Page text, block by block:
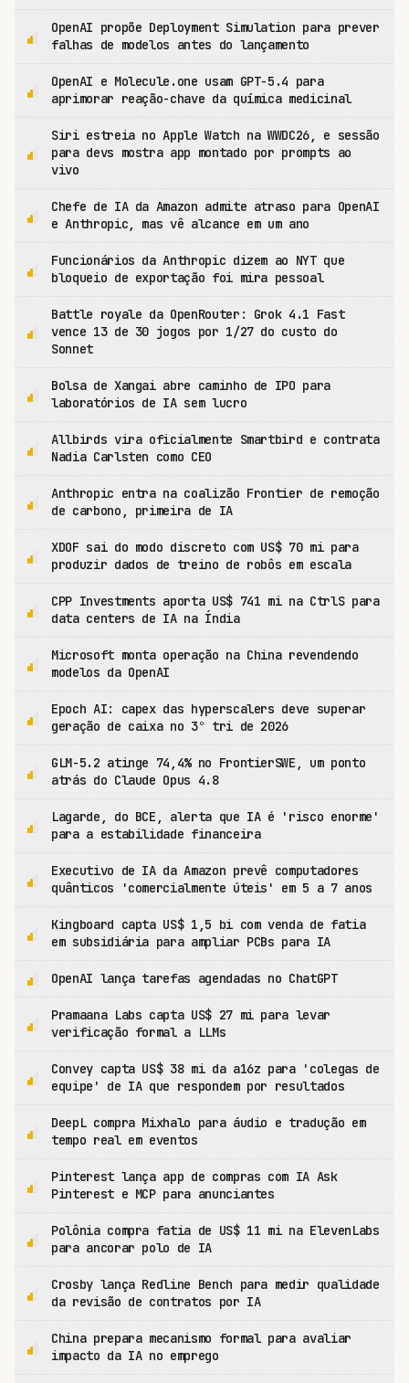
OpenAI propõe Deployment Simulation para prever
falhas de modelos antes do lançamento
OpenAI e Molecule.one usam GPT-5.4 para
aprimorar reação-chave da química medicinal
Siri estreia no Apple Watch na WWDC26, e sessão
para devs mostra app montado por prompts ao
vivo
Chefe de IA da Amazon admite atraso para OpenAI
e Anthropic, mas vê alcance em um ano
Funcionários da Anthropic dizem ao NYT que
bloqueio de exportação foi mira pessoal
Battle royale da OpenRouter: Grok 4.1 Fast
vence 13 de 30 jogos por 1/27 do custo do
Sonnet
Bolsa de Xangai abre caminho de IPO para
laboratórios de IA sem lucro
Allbirds vira oficialmente Smartbird e contrata
Nadia Carlsten como CEO
Anthropic entra na coalizão Frontier de remoção
de carbono, primeira de IA
XDOF sai do modo discreto com US$ 70 mi para
produzir dados de treino de robôs em escala
CPP Investments aporta US$ 741 mi na CtrlS para
data centers de IA na Índia
Microsoft monta operação na China revendendo
modelos da OpenAI
Epoch AI: capex das hyperscalers deve superar
geração de caixa no 3º tri de 2026
GLM-5.2 atinge 74,4% no FrontierSWE, um ponto
atrás do Claude Opus 4.8
Lagarde, do BCE, alerta que IA é 'risco enorme'
para a estabilidade financeira
Executivo de IA da Amazon prevê computadores
quânticos 'comercialmente úteis' em 5 a 7 anos
Kingboard capta US$ 1,5 bi com venda de fatia
em subsidiária para ampliar PCBs para IA
OpenAI lança tarefas agendadas no ChatGPT
Pramaana Labs capta US$ 27 mi para levar
verificação formal a LLMs
Convey capta US$ 38 mi da a16z para 'colegas de
equipe' de IA que respondem por resultados
DeepL compra Mixhalo para áudio e tradução em
tempo real em eventos
Pinterest lança app de compras com IA Ask
Pinterest e MCP para anunciantes
Polônia compra fatia de US$ 11 mi na ElevenLabs
para ancorar polo de IA
Crosby lança Redline Bench para medir qualidade
da revisão de contratos por IA
China prepara mecanismo formal para avaliar
impacto da IA no emprego